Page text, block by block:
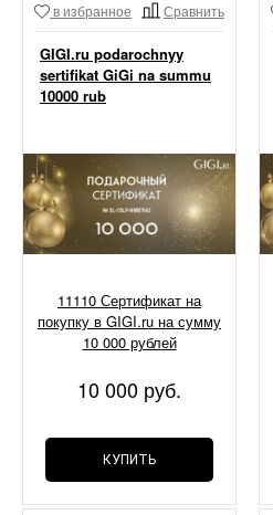
в избранное Сравнить
GIGI.ru podarochnyy
sertifikat GiGi na summu
10000 rub
11110 Сертификат на
покупку в GIGI.ru на сумму
10 000 рублей
10 000 руб.
КУПИТЬ